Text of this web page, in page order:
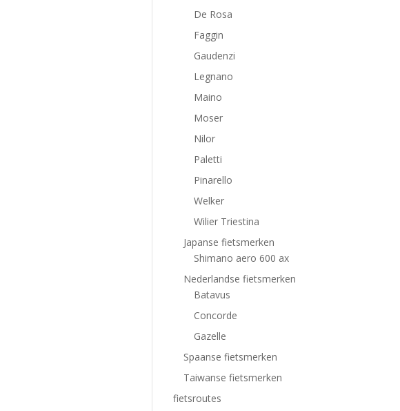
De Rosa
Faggin
Gaudenzi
Legnano
Maino
Moser
Nilor
Paletti
Pinarello
Welker
Wilier Triestina
Japanse fietsmerken
Shimano aero 600 ax
Nederlandse fietsmerken
Batavus
Concorde
Gazelle
Spaanse fietsmerken
Taiwanse fietsmerken
fietsroutes